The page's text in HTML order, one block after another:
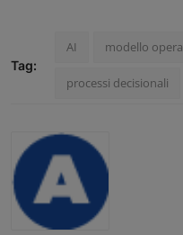
Tag:
AI modello
processi decisionali